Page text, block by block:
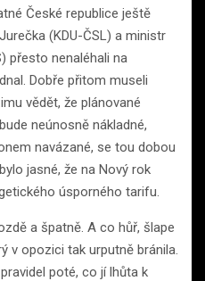
České republice ještě
(KDU-ČSL) a ministr
přesto nenaléhali na
Dobře přitom museli
vědět, že plánované
neúnosně nákladné,
navázané, se tou dobou
jasné, že na Nový rok
úsporného tarifu.
a špatně. A co hůř, šlape
v opozici tak urputně bránila.
poté, co jí lhůta k